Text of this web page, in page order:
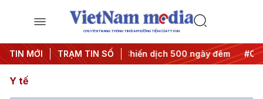
CHUYÊN TRANG THÔNG TIN ĐA PHƯƠNG TIỆN CỦA TTXVN
TIN MỚI TRẠM TIN SỐ
hành động #Chiến dịch 500 ngày đêm #Chống
Y tế